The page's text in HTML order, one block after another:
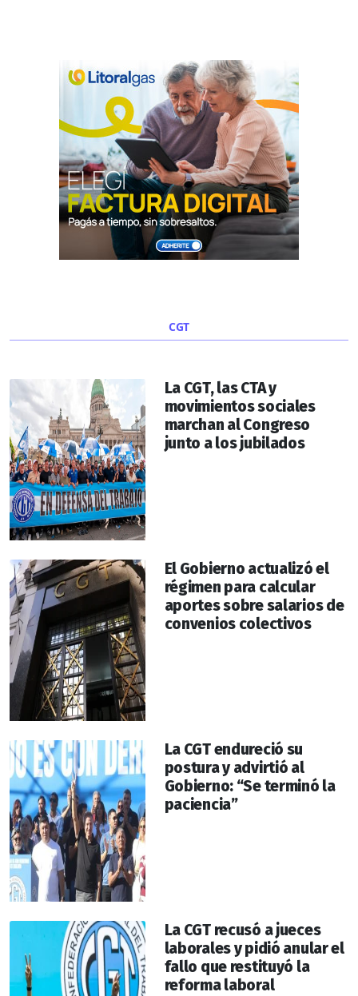
CGT
La CGT, las CTA y
movimientos sociales
marchan al Congreso
junto a los jubilados
El Gobierno actualizó el
régimen para calcular
aportes sobre salarios de
convenios colectivos
La CGT endureció su
postura y advirtió al
Gobierno: “Se terminó la
paciencia”
La CGT recusó a jueces
laborales y pidió anular el
fallo que restituyó la
reforma laboral